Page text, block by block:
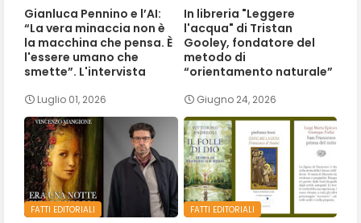
Gianluca Pennino e l’AI:
“La vera minaccia non è
la macchina che pensa. È
l'essere umano che
smette”. L'intervista
Luglio 01, 2026
In libreria "Leggere
l'acqua" di Tristan
Gooley, fondatore del
metodo di
“orientamento naturale”
Giugno 24, 2026
FATTI EDITORIALI FATTI EDITORIALI